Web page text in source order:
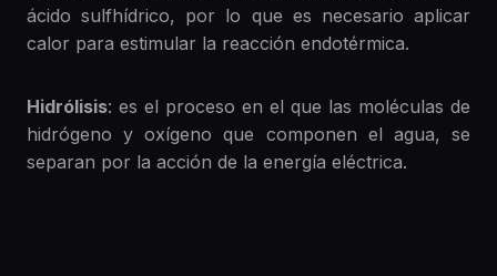
ácido sulfhídrico, por lo que es necesario aplicar
calor para estimular la reacción endotérmica.
Hidrólisis: es el proceso en el que las moléculas de
hidrógeno y oxígeno que componen el agua, se
separan por la acción de la energía eléctrica.